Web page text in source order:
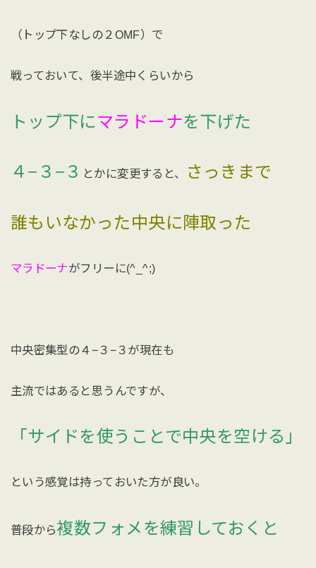
（トップ下なしの２OMF）で
戦っておいて、後半途中くらいから
トップ下にマラドーナを下げた
４−３−３ とかに変更すると、 さっきまで
誰もいなかった中央に陣取った
マラドーナがフリーに(^_^;)
中央密集型の４−３−３が現在も
主流ではあると思うんですが、
「サイドを使うことで中央を空ける」
という感覚は持っておいた方が良い。
普段から複数フォメを練習しておくと